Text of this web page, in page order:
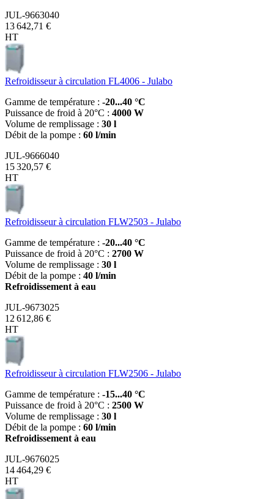
JUL-9663040
13 642,71 €
HT
Refroidisseur à circulation FL4006 - Julabo
Gamme de température : -20...40 °C
Puissance de froid à 20°C : 4000 W
Volume de remplissage : 30 l
Débit de la pompe : 60 l/min
JUL-9666040
15 320,57 €
HT
Refroidisseur à circulation FLW2503 - Julabo
Gamme de température : -20...40 °C
Puissance de froid à 20°C : 2700 W
Volume de remplissage : 30 l
Débit de la pompe : 40 l/min
Refroidissement à eau
JUL-9673025
12 612,86 €
HT
Refroidisseur à circulation FLW2506 - Julabo
Gamme de température : -15...40 °C
Puissance de froid à 20°C : 2500 W
Volume de remplissage : 30 l
Débit de la pompe : 60 l/min
Refroidissement à eau
JUL-9676025
14 464,29 €
HT